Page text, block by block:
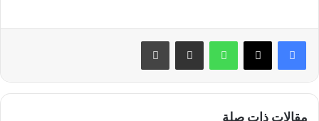
واتساب
مقالات ذات صلة